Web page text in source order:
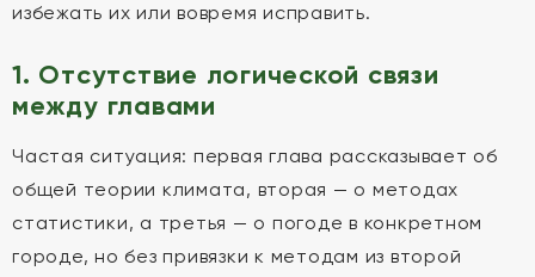
избежать их или вовремя исправить.
1. Отсутствие логической связи
между главами
Частая ситуация: первая глава рассказывает об
общей теории климата, вторая — о методах
статистики, а третья — о погоде в конкретном
городе, но без привязки к методам из второй